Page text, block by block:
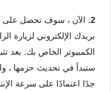
2.
الآن ، سوف تحصل على
بريدك الإلكتروني لزيارة
الكمبيوتر الخاص بك. بعد
ستبدأ في تحديث حزمها ،
جدًا اعتمادًا على سرعة